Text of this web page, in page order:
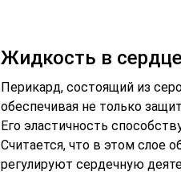
Жидкость в
Перикард, состоящий из
обеспечивая не только
Его эластичность
Считается, что в этом слое
регулируют сердечную